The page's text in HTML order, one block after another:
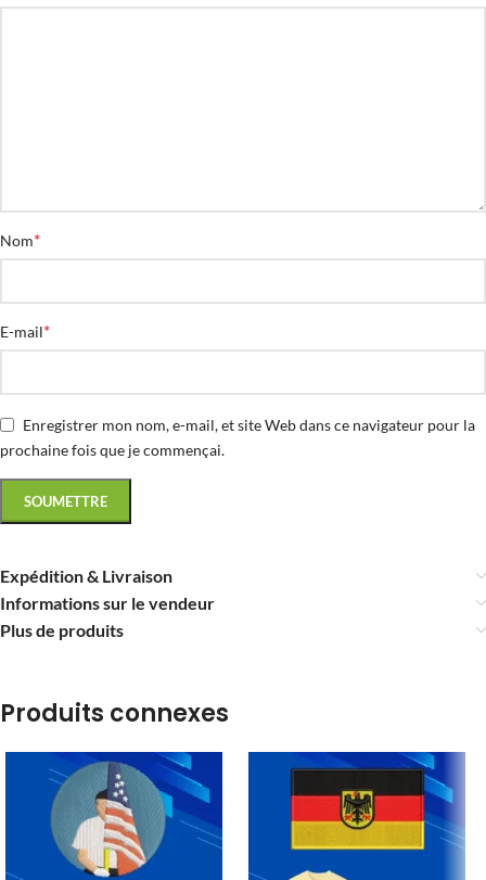
Nom*
E-mail*
Enregistrer mon nom, e-mail, et site Web dans ce navigateur pour la
prochaine fois que je commençai.
Expédition & Livraison
Informations sur le vendeur
Plus de produits
Produits connexes